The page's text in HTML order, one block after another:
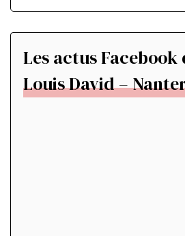
Les actus Facebook
Louis David –